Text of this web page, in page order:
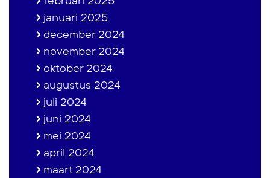
januari 2025
december 2024
november 2024
oktober 2024
augustus 2024
juli 2024
juni 2024
mei 2024
april 2024
maart 2024